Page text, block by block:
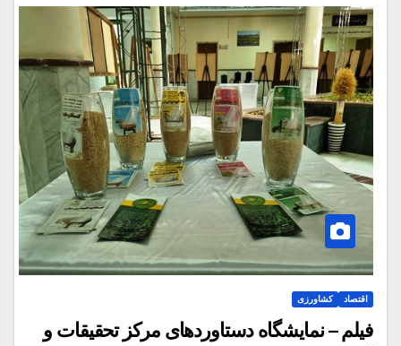
اقتصاد کشاورزی
فیلم – نمایشگاه دستاوردهای مرکز تحقیقات و